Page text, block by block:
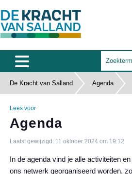
Home
Documenten
De Kracht van Salland Agenda
Lees voor
Agenda
Laatst gewijzigd: 11 oktober 2024 om 19:12
In de agenda vind je alle activiteiten
ons netwerk georganiseerd worden,